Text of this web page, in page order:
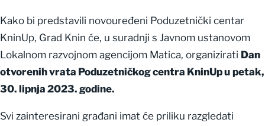
Kako bi predstavili novouređeni Poduzetnički centar
KninUp, Grad Knin će, u suradnji s Javnom ustanovom
Lokalnom razvojnom agencijom Matica, organizirati Dan
otvorenih vrata Poduzetničkog centra KninUp u petak,
30. lipnja 2023. godine.
Svi zainteresirani građani imat će priliku razgledati